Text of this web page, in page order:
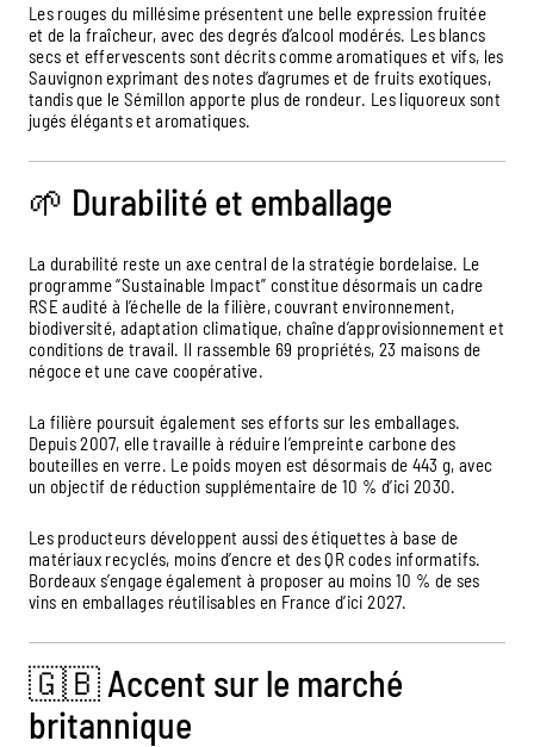
Les rouges du millésime présentent une belle expression fruitée
et de la fraîcheur, avec des degrés d’alcool modérés. Les blancs
secs et effervescents sont décrits comme aromatiques et vifs, les
Sauvignon exprimant des notes d’agrumes et de fruits exotiques,
tandis que le Sémillon apporte plus de rondeur. Les liquoreux sont
jugés élégants et aromatiques.
🌱 Durabilité et emballage
La durabilité reste un axe central de la stratégie bordelaise. Le
programme “Sustainable Impact” constitue désormais un cadre
RSE audité à l’échelle de la filière, couvrant environnement,
biodiversité, adaptation climatique, chaîne d’approvisionnement et
conditions de travail. Il rassemble 69 propriétés, 23 maisons de
négoce et une cave coopérative.
La filière poursuit également ses efforts sur les emballages.
Depuis 2007, elle travaille à réduire l’empreinte carbone des
bouteilles en verre. Le poids moyen est désormais de 443 g, avec
un objectif de réduction supplémentaire de 10 % d’ici 2030.
Les producteurs développent aussi des étiquettes à base de
matériaux recyclés, moins d’encre et des QR codes informatifs.
Bordeaux s’engage également à proposer au moins 10 % de ses
vins en emballages réutilisables en France d’ici 2027.
🇬🇧 Accent sur le marché
britannique